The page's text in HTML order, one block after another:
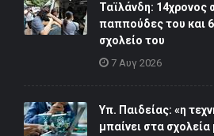
Ταϊλάνδη: 14χρονος
παππούδες του και
σχολείο του
7 Αυγ 2026
Υπ. Παιδείας: «η
μπαίνει στα